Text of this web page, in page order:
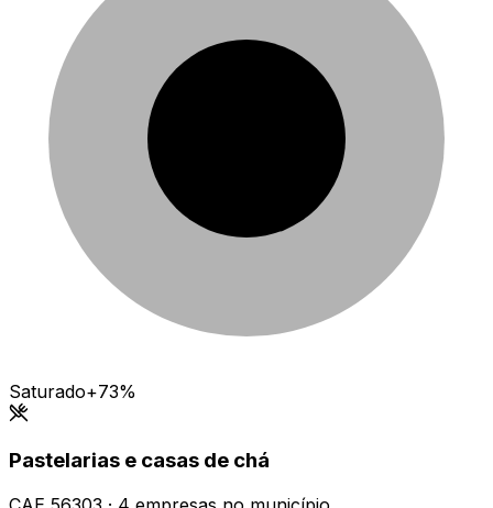
Saturado+73%
Pastelarias e casas de chá